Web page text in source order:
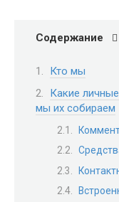
Содержание
Кто мы
Какие
мы их собираем